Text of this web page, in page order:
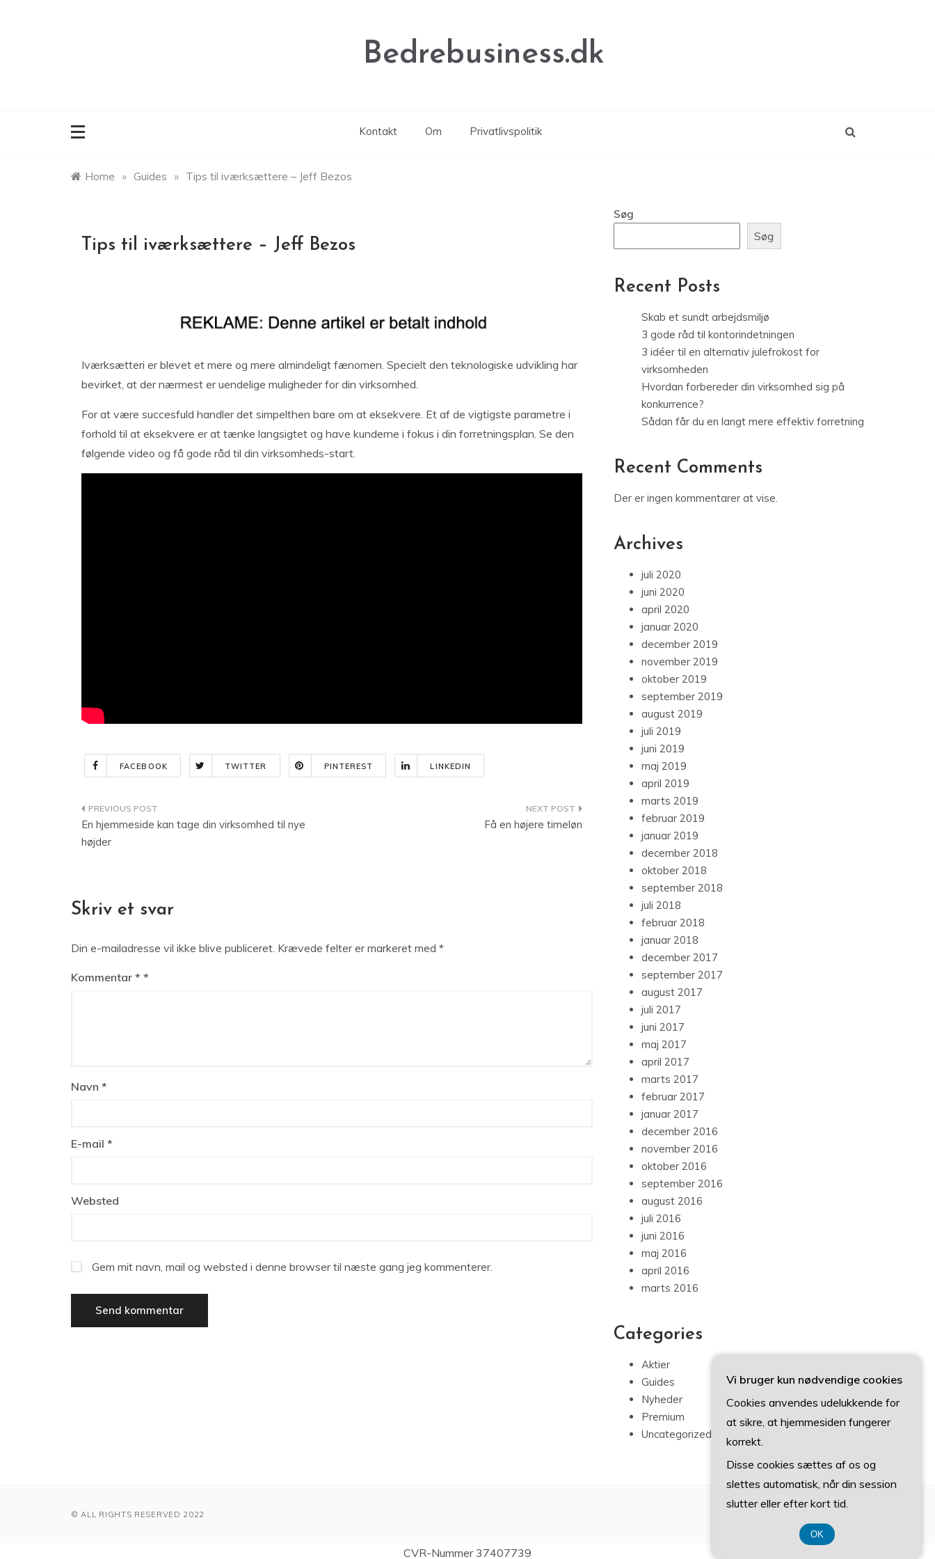
Bedrebusiness.dk
Kontakt Om Privatlivspolitik
Home » Guides » Tips til iværksættere – Jeff Bezos
Tips til iværksættere – Jeff Bezos
Iværksætteri er blevet et mere og mere almindeligt fænomen. Specielt den teknologiske udvikling har
bevirket, at der nærmest er uendelige muligheder for din virksomhed.
For at være succesfuld handler det simpelthen bare om at eksekvere. Et af de vigtigste parametre i
forhold til at eksekvere er at tænke langsigtet og have kunderne i fokus i din forretningsplan. Se den
følgende video og få gode råd til din virksomheds-start.
FACEBOOK TWITTER PINTEREST LINKEDIN
Indlægsnavigation
En hjemmeside kan tage din virksomhed til nye
højder
Få en højere timeløn
Skriv et svar
Din e-mailadresse vil ikke blive publiceret. Krævede felter er markeret med *
Kommentar *
Navn *
E-mail *
Websted
Gem mit navn, mail og websted i denne browser til næste gang jeg kommenterer.
Søg
Søg
Recent Posts
Skab et sundt arbejdsmiljø
3 gode råd til kontorindetningen
3 idéer til en alternativ julefrokost for
virksomheden
Hvordan forbereder din virksomhed sig på
konkurrence?
Sådan får du en langt mere effektiv forretning
Recent Comments
Der er ingen kommentarer at vise.
Archives
juli 2020
juni 2020
april 2020
januar 2020
december 2019
november 2019
oktober 2019
september 2019
august 2019
juli 2019
juni 2019
maj 2019
april 2019
marts 2019
februar 2019
januar 2019
december 2018
oktober 2018
september 2018
juli 2018
februar 2018
januar 2018
december 2017
september 2017
august 2017
juli 2017
juni 2017
maj 2017
april 2017
marts 2017
februar 2017
januar 2017
december 2016
november 2016
oktober 2016
september 2016
august 2016
juli 2016
juni 2016
maj 2016
april 2016
marts 2016
Categories
Aktier
Guides
Nyheder
Premium
Uncategorized
© ALL RIGHTS RESERVED 2022
CVR-Nummer 37407739
Vi bruger kun nødvendige cookies
Cookies anvendes udelukkende for
at sikre, at hjemmesiden fungerer
korrekt.
Disse cookies sættes af os og
slettes automatisk, når din session
slutter eller efter kort tid.
OK